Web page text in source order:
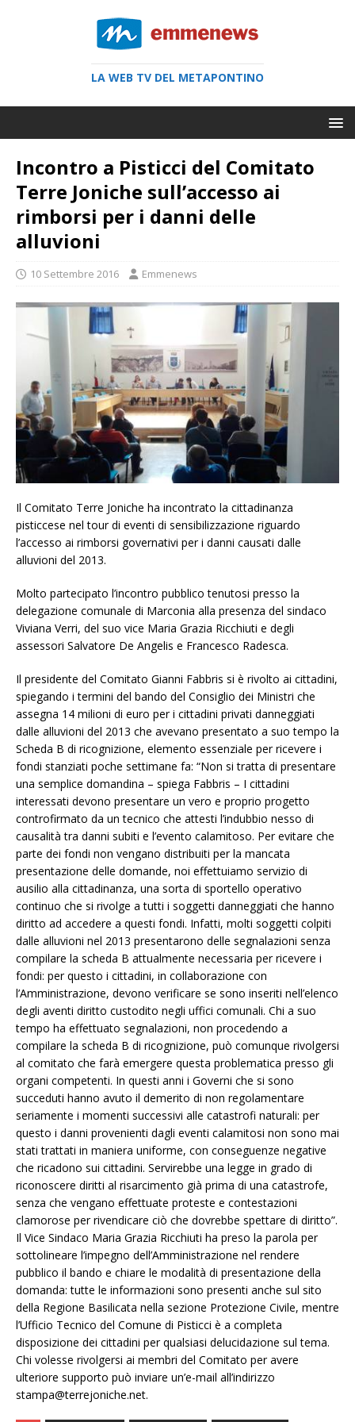
LA WEB TV DEL METAPONTINO
Incontro a Pisticci del Comitato
Terre Joniche sull’accesso ai
rimborsi per i danni delle
alluvioni
10 Settembre 2016 Emmenews
Il Comitato Terre Joniche ha incontrato la cittadinanza
pisticcese nel tour di eventi di sensibilizzazione riguardo
l’accesso ai rimborsi governativi per i danni causati dalle
alluvioni del 2013.
Molto partecipato l’incontro pubblico tenutosi presso la
delegazione comunale di Marconia alla presenza del sindaco
Viviana Verri, del suo vice Maria Grazia Ricchiuti e degli
assessori Salvatore De Angelis e Francesco Radesca.
Il presidente del Comitato Gianni Fabbris si è rivolto ai cittadini,
spiegando i termini del bando del Consiglio dei Ministri che
assegna 14 milioni di euro per i cittadini privati danneggiati
dalle alluvioni del 2013 che avevano presentato a suo tempo la
Scheda B di ricognizione, elemento essenziale per ricevere i
fondi stanziati poche settimane fa: “Non si tratta di presentare
una semplice domandina – spiega Fabbris – I cittadini
interessati devono presentare un vero e proprio progetto
controfirmato da un tecnico che attesti l’indubbio nesso di
causalità tra danni subiti e l’evento calamitoso. Per evitare che
parte dei fondi non vengano distribuiti per la mancata
presentazione delle domande, noi effettuiamo servizio di
ausilio alla cittadinanza, una sorta di sportello operativo
continuo che si rivolge a tutti i soggetti danneggiati che hanno
diritto ad accedere a questi fondi. Infatti, molti soggetti colpiti
dalle alluvioni nel 2013 presentarono delle segnalazioni senza
compilare la scheda B attualmente necessaria per ricevere i
fondi: per questo i cittadini, in collaborazione con
l’Amministrazione, devono verificare se sono inseriti nell’elenco
degli aventi diritto custodito negli uffici comunali. Chi a suo
tempo ha effettuato segnalazioni, non procedendo a
compilare la scheda B di ricognizione, può comunque rivolgersi
al comitato che farà emergere questa problematica presso gli
organi competenti. In questi anni i Governi che si sono
succeduti hanno avuto il demerito di non regolamentare
seriamente i momenti successivi alle catastrofi naturali: per
questo i danni provenienti dagli eventi calamitosi non sono mai
stati trattati in maniera uniforme, con conseguenze negative
che ricadono sui cittadini. Servirebbe una legge in grado di
riconoscere diritti al risarcimento già prima di una catastrofe,
senza che vengano effettuate proteste e contestazioni
clamorose per rivendicare ciò che dovrebbe spettare di diritto”.
Il Vice Sindaco Maria Grazia Ricchiuti ha preso la parola per
sottolineare l’impegno dell’Amministrazione nel rendere
pubblico il bando e chiare le modalità di presentazione della
domanda: tutte le informazioni sono presenti anche sul sito
della Regione Basilicata nella sezione Protezione Civile, mentre
l’Ufficio Tecnico del Comune di Pisticci è a completa
disposizione dei cittadini per qualsiasi delucidazione sul tema.
Chi volesse rivolgersi ai membri del Comitato per avere
ulteriore supporto può inviare un’e-mail all’indirizzo
stampa@terrejoniche.net.